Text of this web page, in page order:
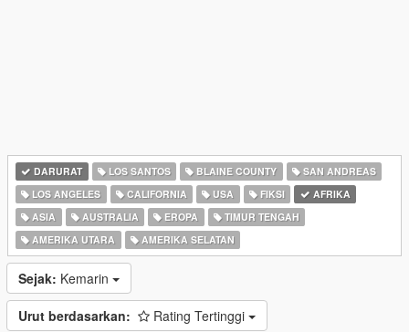
DARURAT LOS SANTOS BLAINE COUNTY
SAN ANDREAS
LOS ANGELES
CALIFORNIA USA FIKSI
AFRIKA
ASIA
AUSTRALIA EROPA
TIMUR TENGAH
AMERIKA UTARA
AMERIKA SELATAN
Sejak: Kemarin
Urut berdasarkan: Rating Tertinggi